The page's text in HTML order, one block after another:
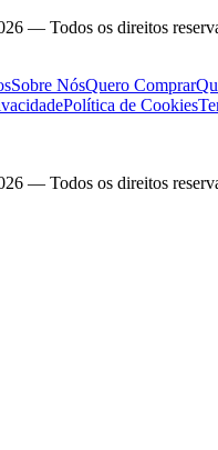
— Todos os direitos
Sobre NósQuero Comprar
Política de Cookies
— Todos os direitos